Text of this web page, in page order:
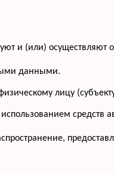
и (или) осуществляют
данными.
лицу
средств